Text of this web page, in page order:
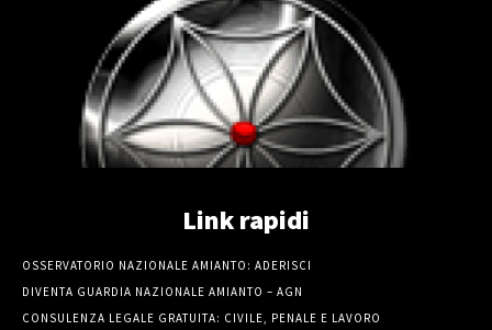
Link rapidi
OSSERVATORIO NAZIONALE AMIANTO: ADERISCI
DIVENTA GUARDIA NAZIONALE AMIANTO – AGN
CONSULENZA LEGALE GRATUITA: CIVILE, PENALE E LAVORO